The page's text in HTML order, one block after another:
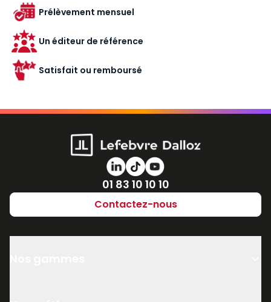
Prélèvement mensuel
Un éditeur de référence
Satisfait ou remboursé
Numéro de téléphone
01 83 10 10 10
Contactez-nous